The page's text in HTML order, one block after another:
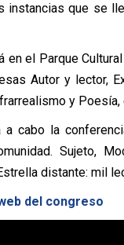
que se
el Parque
Autor y lector,
y Poesía,
a cabo la
Sujeto,
distante: mil
del congreso